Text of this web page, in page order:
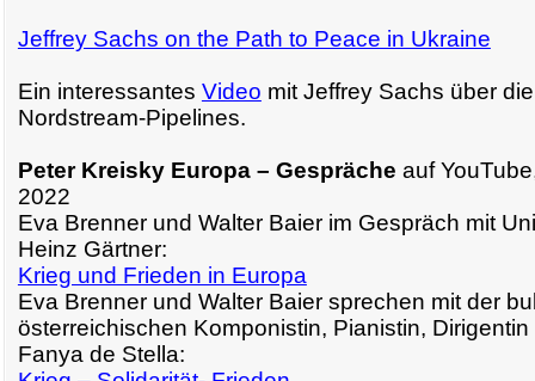
Jeffrey Sachs on the Path to Peace in Ukraine
Ein interessantes Video mit Jeffrey Sachs über
Nordstream-Pipelines.
Peter Kreisky Europa – Gespräche auf
2022
Eva Brenner und Walter Baier im Gespräch mit
Heinz Gärtner:
Krieg und Frieden in Europa
Eva Brenner und Walter Baier sprechen mit der
österreichischen Komponistin, Pianistin,
Fanya de Stella: